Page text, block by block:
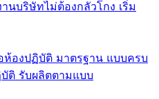
นบริษัทไม่ต้องกลัวโกง เริ่ม
ห้องปฏิบัติ มาตรฐาน แบบครบ
ติ รับผลิตตามแบบ